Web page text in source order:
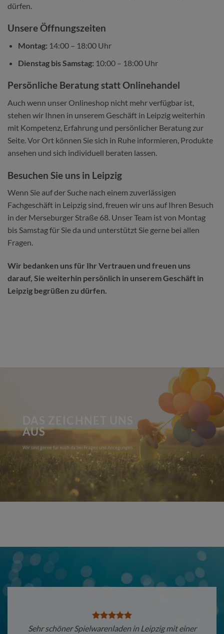
dürfen.
Unsere Öffnungszeiten
Montag: 14:00 – 18:00 Uhr
Dienstag bis Samstag: 10:00 – 18:00 Uhr
Persönliche Beratung statt Onlinehandel
Auch wenn unser Onlineshop nicht mehr verfügbar ist,
stehen wir Ihnen in unserem Geschäft in Leipzig weiterhin
mit Kompetenz, Erfahrung und persönlicher Beratung zur
Seite. Vor Ort können Sie sich in Ruhe informieren, Produkte
ansehen und sich individuell beraten lassen.
Besuchen Sie uns in Leipzig
Wenn Sie auf der Suche nach einem zuverlässigen
Fachgeschäft in Leipzig sind, freuen wir uns auf Ihren Besuch
in der Merseburger Straße 68. Unser Team ist von Montag
bis Samstag für Sie da und unterstützt Sie gerne bei allen
Fragen.
Wir bedanken uns für Ihr Vertrauen und freuen uns
darauf, Sie weiterhin persönlich in unserem Geschäft in
Leipzig begrüßen zu dürfen.
AUS
Wir sind gerne für euch da bei Fragen und Anregungen.
Sehr schöner Spielwarenladen in Leipzig mit einer